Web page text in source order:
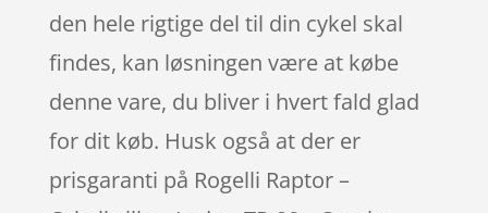
den hele rigtige del til din cykel skal
findes, kan løsningen være at købe
denne vare, du bliver i hvert fald glad
for dit køb. Husk også at der er
prisgaranti på Rogelli Raptor –